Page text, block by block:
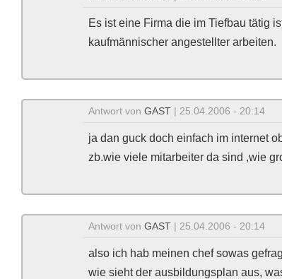
Es ist eine Firma die im Tiefbau tätig
kaufmännischer angestellter arbeiten.
Antwort von GAST | 25.04.2006 - 20:14
ja dan guck doch einfach im internet
zb.wie viele mitarbeiter da sind ,wie
Antwort von GAST | 25.04.2006 - 20:14
also ich hab meinen chef sowas
wie sieht der ausbildungsplan aus,